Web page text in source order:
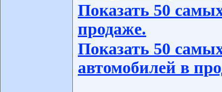
Показать 50
продаже.
Показать 50
автомобилей в